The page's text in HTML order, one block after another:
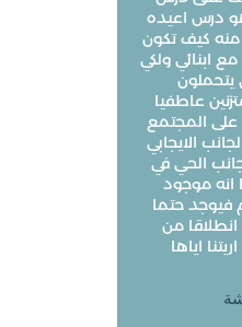
هو درس اعيده
منه كيف تكون
ابنائي ولكي
يتحملون
عاطفيا
على المجتمع
الايجابي
الحي في
موجود
فيوجد حتما
من